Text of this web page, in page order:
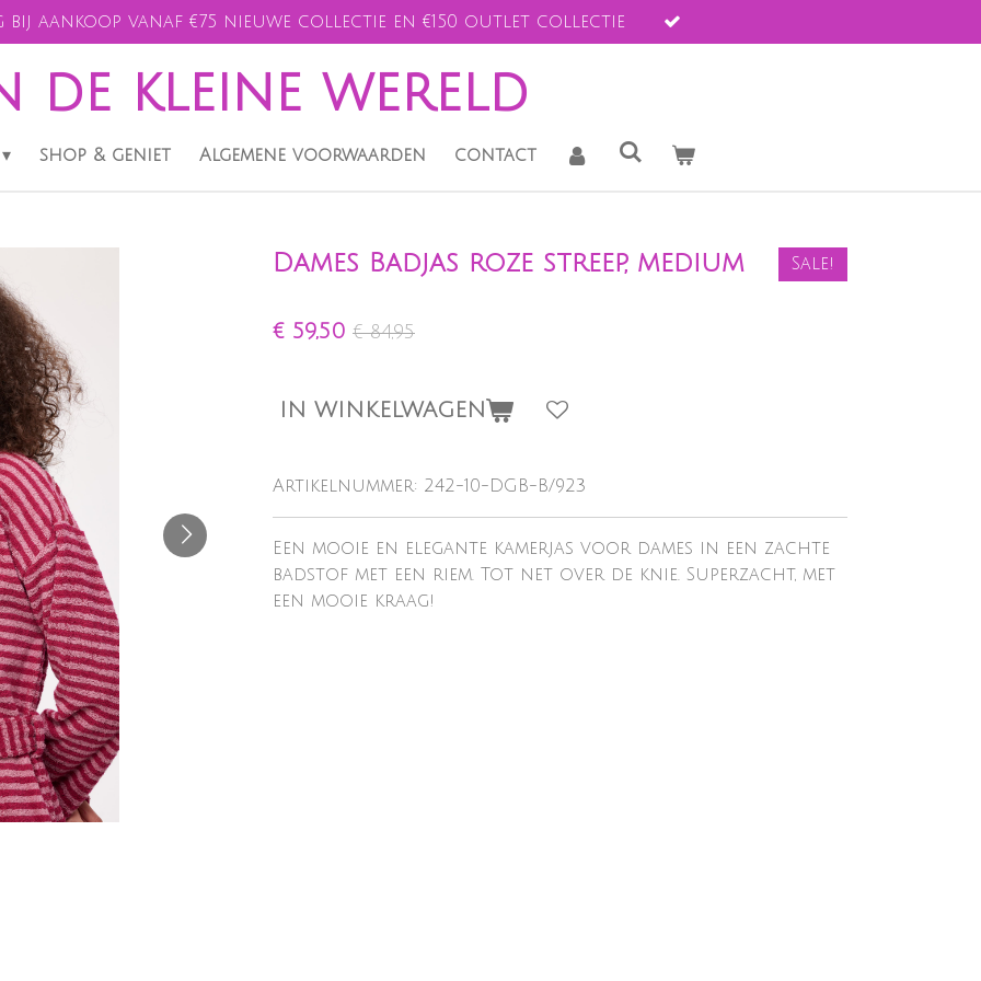
bij aankoop vanaf €75 nieuwe collectie en €150 outlet collectie
de kleine wereld
shop & geniet Algemene voorwaarden contact
Dames Badjas roze streep, medium Sale!
€ 59,50 € 84,95
IN WINKELWAGEN
Artikelnummer: 242-10-DGB-B/923
Een mooie en elegante kamerjas voor dames in een zachte
badstof met een riem. Tot net over de knie. Superzacht, met
een mooie kraag!